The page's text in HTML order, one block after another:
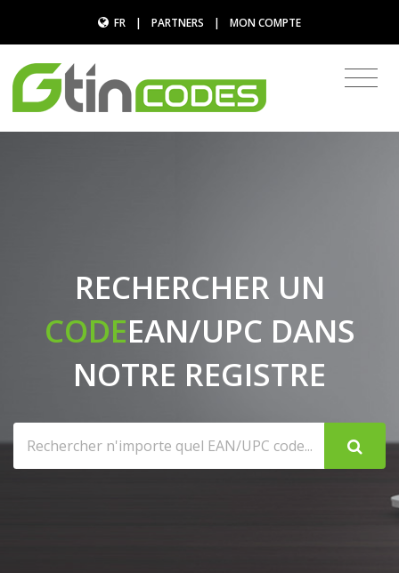
FR | PARTNERS | MON COMPTE
RECHERCHER UN
CODEEAN/UPC DANS
NOTRE REGISTRE